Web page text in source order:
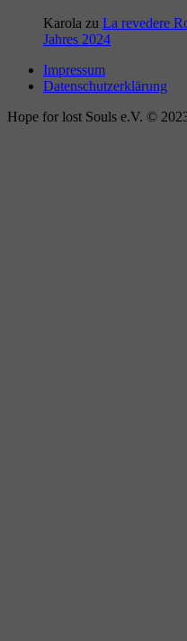
Karola zu La revedere
Jahres 2024
Impressum
Datenschutzerklärung
Hope for lost Souls e.V. ©